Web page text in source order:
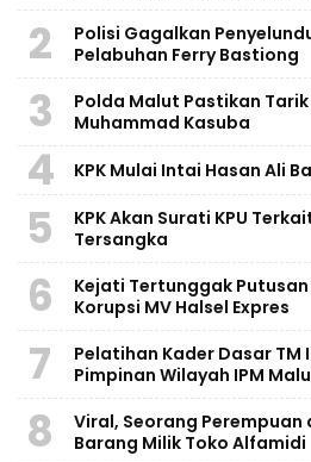
2
Polisi Gagalkan
Pelabuhan Ferry Bastiong
3
Polda Malut Pastikan Tarik
Muhammad Kasuba
4 KPK Mulai Intai Hasan Ali
5
KPK Akan Surati KPU
Tersangka
6
Kejati Tertunggak
Korupsi MV Halsel Expres
7
Pelatihan Kader Dasar TM
Pimpinan Wilayah IPM
8
Viral, Seorang Perempuan
Barang Milik Toko Alfamidi